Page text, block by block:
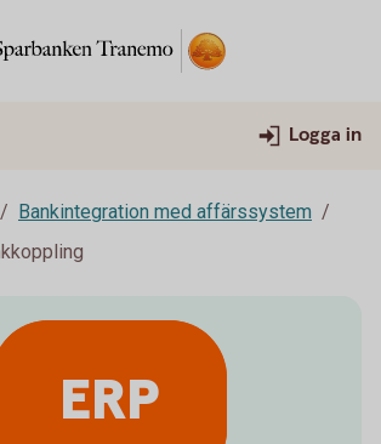
Logga in
Bankintegration med affärssystem
ERP